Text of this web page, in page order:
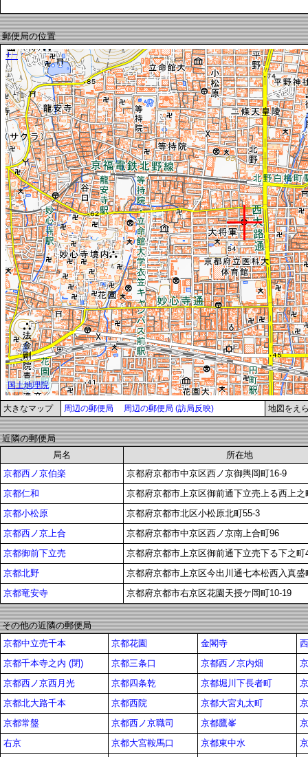
郵便局の位置
大きなマップ 周辺の郵便局 周辺の郵便局 (訪局反映) 地図をえ
近隣の郵便局
局名
所在地
京都西ノ京伯楽
京都府京都市中京区西ノ京御輿岡町16-9
京都仁和
京都府京都市上京区御前通下立売上る西上之
京都小松原
京都府京都市北区小松原北町55-3
京都西ノ京上合
京都府京都市中京区西ノ京南上合町96
京都御前下立売
京都府京都市上京区御前通下立売下る下之町
京都北野
京都府京都市上京区今出川通七本松西入真盛
京都竜安寺
京都府京都市右京区花園天授ケ岡町10-19
その他の近隣の郵便局
京都中立売千本
京都花園 金閣寺
京都千本寺之内 (閉)
京都三条口 京都西ノ京内畑
京都西ノ京西月光
京都四条乾 京都堀川下長者町
京都北大路千本
京都西院 京都大宮丸太町
京都常盤
京都西ノ京職司 京都鷹峯
右京
京都大宮鞍馬口 京都東中水